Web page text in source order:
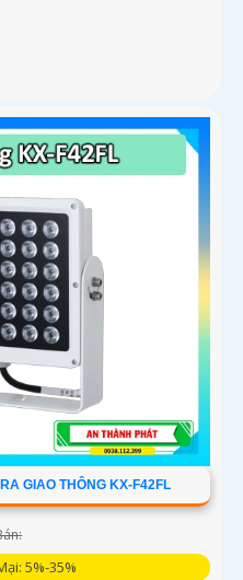
GIAO THÔNG KX-F42FL
5%-35%